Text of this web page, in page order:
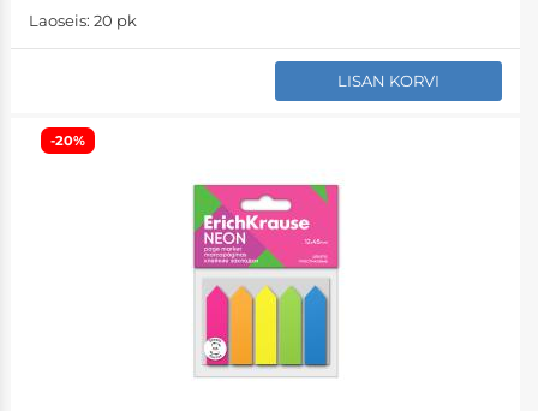
Laoseis: 20 pk
LISAN KORVI
-20%